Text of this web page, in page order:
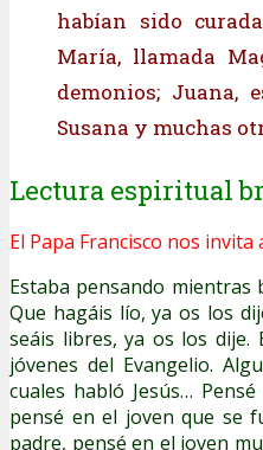
habían sido
María, llamada
demonios; Juana,
Susana y muchas
Lectura espiritual
El Papa Francisco nos
Estaba pensando mientras
Que hagáis lío, ya os los
seáis libres, ya os los
jóvenes del Evangelio.
cuales habló Jesús…
pensé en el joven que se
padre, pensé en el joven